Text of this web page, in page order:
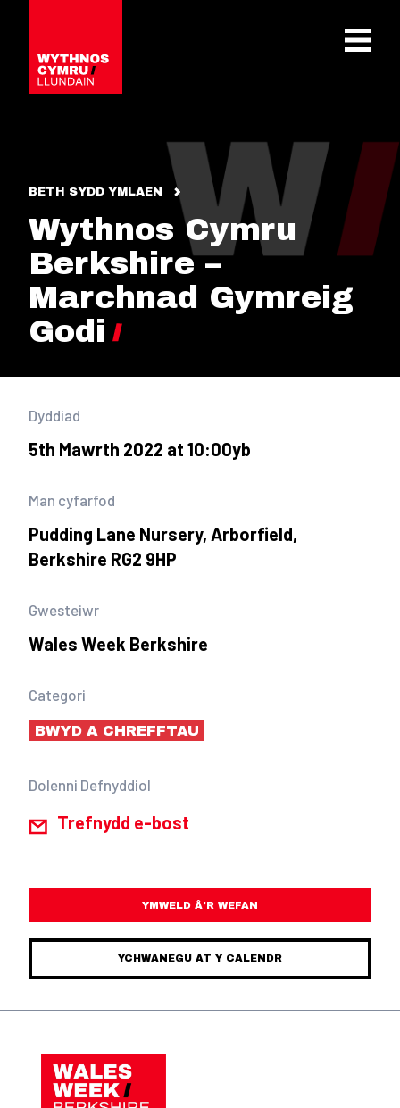
OPEN
BETH SYDD YMLAEN
Wythnos Cymru
Berkshire –
Marchnad Gymreig
Godi
Dyddiad
5th Mawrth 2022 at 10:00yb
Man cyfarfod
Pudding Lane Nursery, Arborfield,
Berkshire RG2 9HP
Gwesteiwr
Wales Week Berkshire
Categori
BWYD A CHREFFTAU
Dolenni Defnyddiol
Trefnydd e-bost
YMWELD Â’R WEFAN
YCHWANEGU AT Y CALENDR